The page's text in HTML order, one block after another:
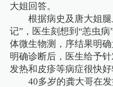
大姐回答。
根据病史及唐大姐
记”，医生刻想到“恙虫
体微生物测，序结果明确
明确诊断后，医生给予
发热和皮疹等病症很快好
40多岁的龚大哥在